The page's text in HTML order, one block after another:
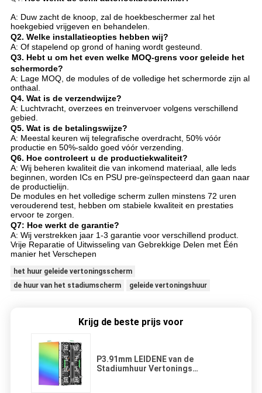
A: Duw zacht de knoop, zal de hoekbeschermer zal het
hoekgebied vrijgeven en behandelen.
Q2. Welke installatieopties hebben wij?
A: Of stapelend op grond of haning wordt gesteund.
Q3. Hebt u om het even welke MOQ-grens voor geleide het
schermorde?
A: Lage MOQ, de modules of de volledige het schermorde zijn al
onthaal.
Q4. Wat is de verzendwijze?
A: Luchtvracht, overzees en treinvervoer volgens verschillend
gebied.
Q5. Wat is de betalingswijze?
A: Meestal keuren wij telegrafische overdracht, 50% vóór
productie en 50%-saldo goed vóór verzending.
Q6. Hoe controleert u de productiekwaliteit?
A: Wij beheren kwaliteit die van inkomend materiaal, alle leds
beginnen, worden ICs en PSU pre-geïnspecteerd dan gaan naar
de productielijn.
De modules en het volledige scherm zullen minstens 72 uren
verouderend test, hebben om stabiele kwaliteit en prestaties
ervoor te zorgen.
Q7: Hoe werkt de garantie?
A: Wij verstrekken jaar 1-3 garantie voor verschillend product.
Vrije Reparatie of Uitwisseling van Gebrekkige Delen met Één
manier het Verschepen
het huur geleide vertoningsscherm
de huur van het stadiumscherm
geleide vertoningshuur
Krijg de beste prijs voor
P3.91mm LEIDENE van de
Stadiumhuur Vertonings